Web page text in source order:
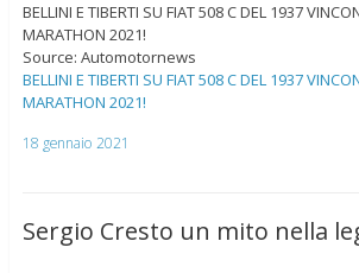
BELLINI E TIBERTI SU FIAT 508 C DEL 1937
MARATHON 2021!
Source: Automotornews
BELLINI E TIBERTI SU FIAT 508 C DEL 1937
MARATHON 2021!
18 gennaio 2021
Sergio Cresto un mito nella